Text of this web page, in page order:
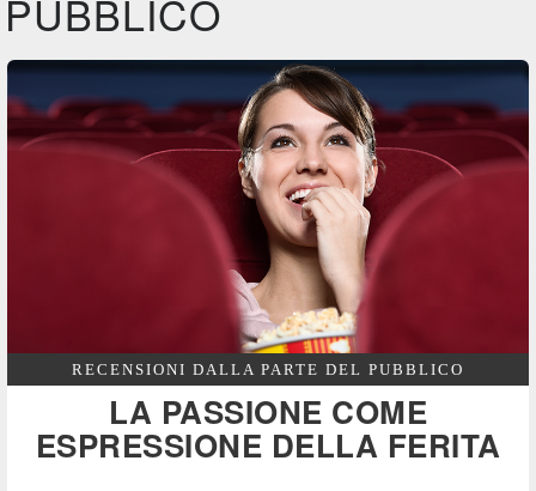
PUBBLICO
RECENSIONI DALLA PARTE DEL PUBBLICO
LA PASSIONE COME
ESPRESSIONE DELLA FERITA